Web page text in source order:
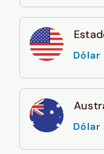
Dólar